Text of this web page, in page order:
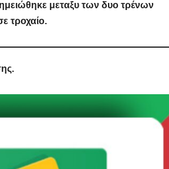
μεταξυ των δυο τρένων
τροχαίο.